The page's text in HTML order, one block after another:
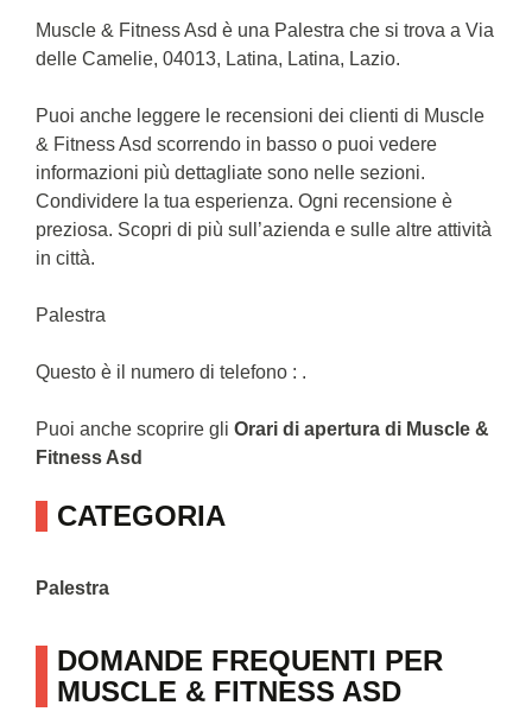
Muscle & Fitness Asd è una Palestra che si trova a Via
delle Camelie, 04013, Latina, Latina, Lazio.
Puoi anche leggere le recensioni dei clienti di Muscle
& Fitness Asd scorrendo in basso o puoi vedere
informazioni più dettagliate sono nelle sezioni.
Condividere la tua esperienza. Ogni recensione è
preziosa. Scopri di più sull’azienda e sulle altre attività
in città.
Palestra
Questo è il numero di telefono : .
Puoi anche scoprire gli Orari di apertura di Muscle &
Fitness Asd
CATEGORIA
Palestra
DOMANDE FREQUENTI PER
MUSCLE & FITNESS ASD